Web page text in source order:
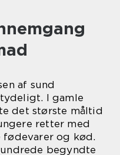
af sund
I gamle
det største måltid
retter med
fødevarer og kød.
begyndte